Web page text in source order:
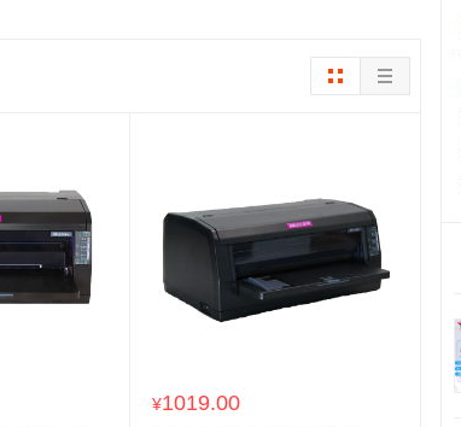
¥1019.00